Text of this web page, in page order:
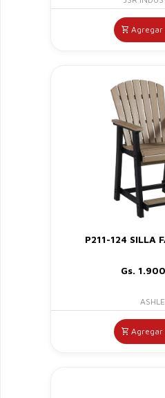
Agregar
P211-124 SILLA
Gs.
Agregar